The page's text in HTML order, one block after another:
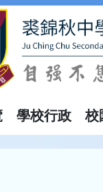
學校行政 校